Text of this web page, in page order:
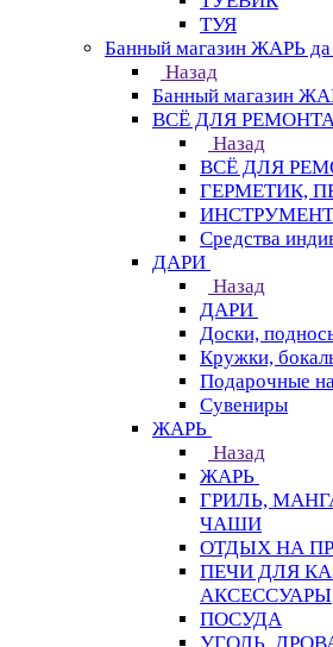
ТУЯ
Банный магазин ЖАРЬ
Назад
Банный магазин
ВСЁ ДЛЯ
Назад
ВСЁ ДЛЯ
ГЕРМЕТИК,
ИНСТРУМЕНТ
Средства
ДАРИ
Назад
ДАРИ
Доски,
Кружки,
Подарочные
Сувениры
ЖАРЬ
Назад
ЖАРЬ
ГРИЛЬ,
ЧАШИ
ОТДЫХ НА
ПЕЧИ ДЛЯ
АКСЕССУАРЫ
ПОСУДА